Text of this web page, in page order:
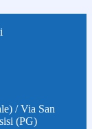
/ Via San
(PG)